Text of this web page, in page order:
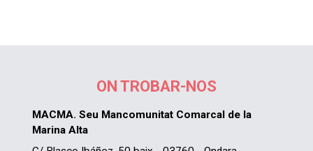
ON TROBAR-NOS
MACMA. Seu Mancomunitat Comarcal de la
Marina Alta